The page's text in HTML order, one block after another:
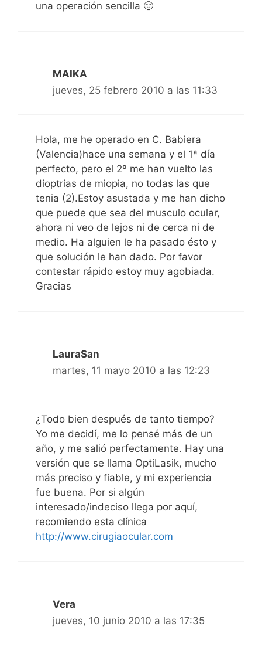
una operación sencilla 🙂
MAIKA
jueves, 25 febrero 2010 a las 11:33
Hola, me he operado en C. Babiera
(Valencia)hace una semana y el 1ª día
perfecto, pero el 2º me han vuelto las
dioptrias de miopia, no todas las que
tenia (2).Estoy asustada y me han dicho
que puede que sea del musculo ocular,
ahora ni veo de lejos ni de cerca ni de
medio. Ha alguien le ha pasado ésto y
que solución le han dado. Por favor
contestar rápido estoy muy agobiada.
Gracias
LauraSan
martes, 11 mayo 2010 a las 12:23
¿Todo bien después de tanto tiempo?
Yo me decidí, me lo pensé más de un
año, y me salió perfectamente. Hay una
versión que se llama OptiLasik, mucho
más preciso y fiable, y mi experiencia
fue buena. Por si algún
interesado/indeciso llega por aquí,
recomiendo esta clínica
http://www.cirugiaocular.com
Vera
jueves, 10 junio 2010 a las 17:35